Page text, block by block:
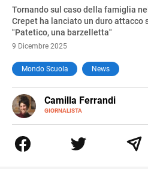
Tornando sul caso della famiglia
Crepet ha lanciato un duro attacco
"Patetico, una barzelletta"
9 Dicembre 2025
Mondo Scuola News
Camilla Ferrandi
GIORNALISTA
E-
MAIL
LINKEDIN
di trasformare la passione
da lì non mi sono più